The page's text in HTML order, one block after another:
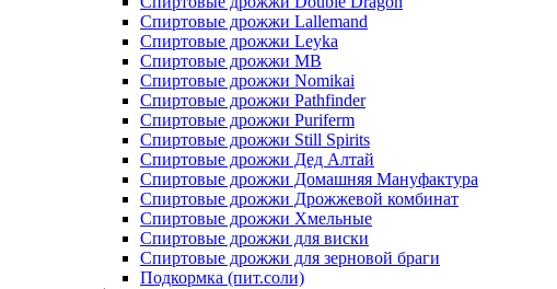
Спиртовые дрожжи Lallemand
Спиртовые дрожжи Leyka
Спиртовые дрожжи MB
Спиртовые дрожжи Nomikai
Спиртовые дрожжи Pathfinder
Спиртовые дрожжи Puriferm
Спиртовые дрожжи Still Spirits
Спиртовые дрожжи Дед Алтай
Спиртовые дрожжи Домашняя Мануфактура
Спиртовые дрожжи Дрожжевой комбинат
Спиртовые дрожжи Хмельные
Спиртовые дрожжи для виски
Спиртовые дрожжи для зерновой браги
Подкормка (пит.соли)